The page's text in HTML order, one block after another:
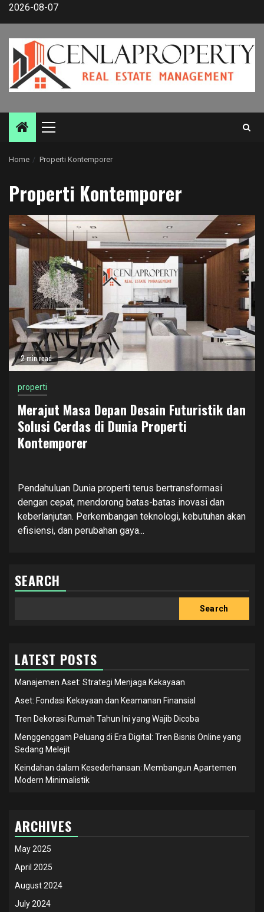
Skip2026-08-07
Primary
Home Properti Kontemporer
Properti Kontemporer
2 min read
properti
Merajut Masa Depan Desain Futuristik dan
Solusi Cerdas di Dunia Properti
Kontemporer
Pendahuluan Dunia properti terus bertransformasi
dengan cepat, mendorong batas-batas inovasi dan
keberlanjutan. Perkembangan teknologi, kebutuhan akan
efisiensi, dan perubahan gaya...
SEARCH
Search
LATEST POSTS
Manajemen Aset: Strategi Menjaga Kekayaan
Aset: Fondasi Kekayaan dan Keamanan Finansial
Tren Dekorasi Rumah Tahun Ini yang Wajib Dicoba
Menggenggam Peluang di Era Digital: Tren Bisnis Online yang
Sedang Melejit
Keindahan dalam Kesederhanaan: Membangun Apartemen
Modern Minimalistik
ARCHIVES
May 2025
April 2025
August 2024
July 2024